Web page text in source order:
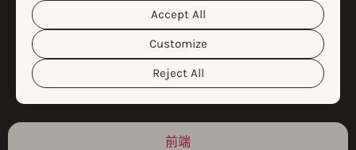
personal data and the different cookies we use, please
read our
Cookie Policy&Privacy Policy
customize your cookie settings and preferences by
clicking the “Customize” button.
Reject All
Customize
Accept All
先进的技术让我们的开发人员和数据科学家能够提升自身
技能，并以最高效的方式开发我们的工具。
前端